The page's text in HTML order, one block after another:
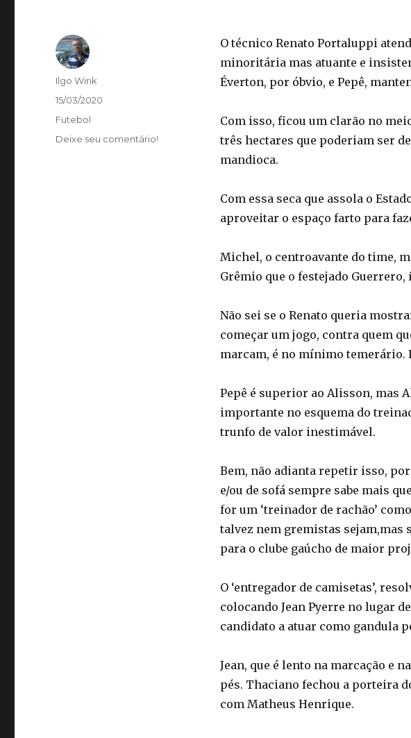
O técnico Renato Portaluppi
minoritária mas atuante e
Éverton, por óbvio, e Pepê,
Com isso, ficou um clarão no
três hectares que poderiam ser
mandioca.
Com essa seca que assola o
aproveitar o espaço farto para
Michel, o centroavante do time,
Grêmio que o festejado
Não sei se o Renato queria
começar um jogo, contra quem
marcam, é no mínimo temerário.
Pepê é superior ao Alisson, mas
importante no esquema do
trunfo de valor inestimável.
Bem, não adianta repetir isso,
e/ou de sofá sempre sabe mais
for um ‘treinador de rachão’
talvez nem gremistas sejam,mas
para o clube gaúcho de maior
O ‘entregador de camisetas’,
colocando Jean Pyerre no lugar
candidato a atuar como gandula
Jean, que é lento na marcação e
pés. Thaciano fechou a porteira
com Matheus Henrique.
Autor
Ilgo Wink
Publicado
15/03/2020
Categorias
Futebol
Deixe seu comentário!